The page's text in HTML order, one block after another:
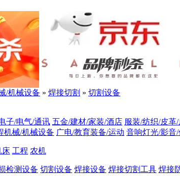
/机械设备 » 焊接切割 » 切割设备
子/电气/通讯 五金/建材/家装/酒店 服装/纺织/皮革
机械/机械设备 广电/教育装备/运动 音响灯光/影音
床 工程 农机
检测设备 切割设备 焊接设备 焊接切割工具 焊接